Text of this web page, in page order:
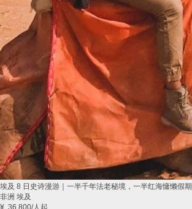
埃及 8 日史诗漫游｜一半千年法老秘境，一半红海慵懒假期
非洲 埃及
¥ 36,800/人起